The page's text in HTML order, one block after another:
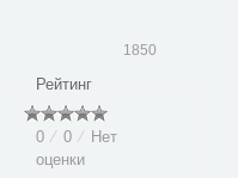
1850
Рейтинг
0 ⁄ 0 ⁄ Нет
оценки